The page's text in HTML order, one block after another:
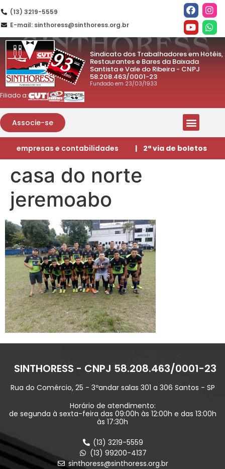
(13) 3219-5559
E-mail: sinthoress@sinthoress.org.br
Sindicato dos Trabalhadores em Hotéis,
Restaurantes e Bares da Baixada
Santista e Vale do Ribeira - CNPJ
58.208.463/0001-23
Fundado em 23/03/1933
Filiado a:
Associe-se
empresas e contabilidades | 2ª via de boletos
casa do norte
jeremoabo
SINTHORESS - CNPJ 58.208.463/0001-23
Rua do Comércio, 25 - 3ºandar salas 301 a 306 Santos - SP
Horário de atendimento:
de segunda à sexta-feira das 09:00h às 12:00h e das 13:00h
às 17:30h
(13) 3219-5559
(13) 99200-4137
sinthoress@sinthoress.org.br